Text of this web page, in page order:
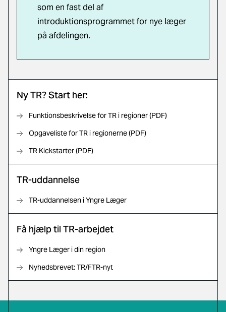
som en fast del af
introduktionsprogrammet for nye læger
på afdelingen.
Ny TR? Start her:
Funktionsbeskrivelse for TR i regioner (PDF)
Opgaveliste for TR i regionerne (PDF)
TR Kickstarter (PDF)
TR-uddannelse
TR-uddannelsen i Yngre Læger
Få hjælp til TR-arbejdet
Yngre Læger i din region
Nyhedsbrevet: TR/FTR-nyt